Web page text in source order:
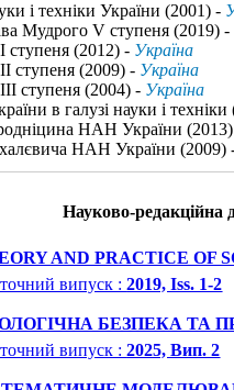
і техніки України (2001) -
Мудрого V cтупеня (2019) -
ступеня (2012) - Україна
ступеня (2009) - Україна
ступеня (2004) - Україна
в галузі науки і
НАН України
НАН України (2009)
Науково-редакційна
AND PRACTICE OF
випуск :2019, Iss. 1-2
БЕЗПЕКА ТА
випуск :2025, Вип. 2